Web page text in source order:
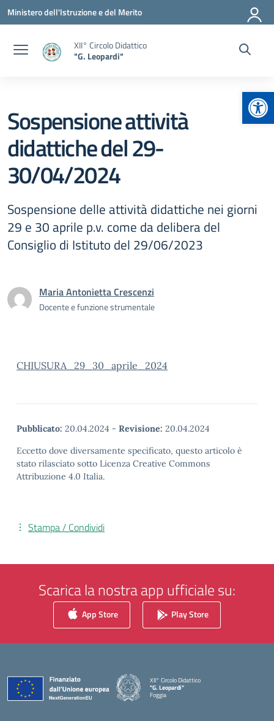
Vai ai contenuti
Vai al menu di navigazione
Vai al footer
Ministero dell'Istruzione e del Merito
XII° Circolo Didattico
"G. Leopardi"
Sospensione attività
didattiche del 29-
30/04/2024
Sospensione delle attività didattiche nei giorni
29 e 30 aprile p.v. come da delibera del
Consiglio di Istituto del 29/06/2023
Maria Antonietta Crescenzi
Docente e funzione strumentale
CHIUSURA_29_30_aprile_2024
Pubblicato: 20.04.2024 - Revisione: 20.04.2024
Eccetto dove diversamente specificato, questo articolo è
stato rilasciato sotto Licenza Creative Commons
Attribuzione 4.0 Italia.
Stampa / Condividi
Scarica la nostra app ufficiale su:
App Store Play Store
XII° Circolo Didattico
"G. Leopardi"
Foggia
— Visita la pagina iniziale della scuola